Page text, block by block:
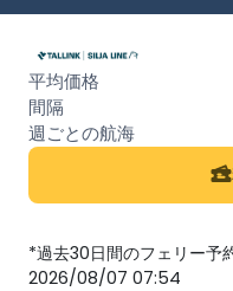
*過去30日間のフェリー予
2026/08/07 07:54